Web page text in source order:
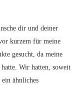
dir und deiner
kurzem für meine
gesucht, da meine
Wir hatten, soweit
ähnliches